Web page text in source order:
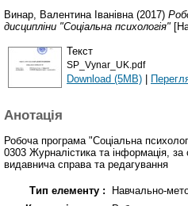
Винар, Валентина Іванівна (2017)
дисципліни "Соціальна психологія"
Текст
SP_Vynar_UK.pdf
Download (5MB) |
Анотація
Робоча програма "Соціальна
0303 Журналістика та інформація, за
видавнича справа та редагування
Тип елементу :
Навчально-